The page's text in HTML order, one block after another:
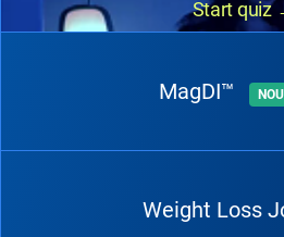
Start quiz
MagDI™
Weight Loss